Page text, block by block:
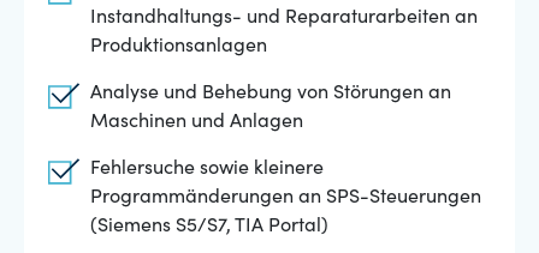
Instandhaltungs- und Reparaturarbeiten an
Produktionsanlagen
Analyse und Behebung von Störungen an
Maschinen und Anlagen
Fehlersuche sowie kleinere
Programmänderungen an SPS-Steuerungen
(Siemens S5/S7, TIA Portal)